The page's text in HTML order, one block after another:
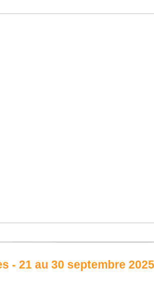
- 21 au 30 septembre 2025